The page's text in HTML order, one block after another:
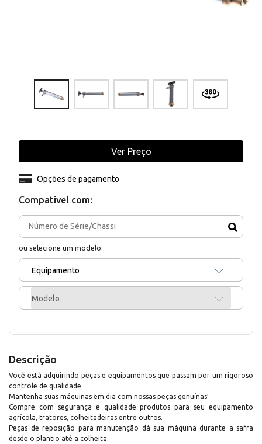
Compativel com:
ou selecione um modelo:
Equipamento
Modelo
Opções de pagamento
Ver Preço
Descrição
Você está adquirindo peças e equipamentos que passam por um rigoroso
controle de qualidade.
Mantenha suas máquinas em dia com nossas peças genuínas!
Compre com segurança e qualidade produtos para seu equipamento
agrícola, tratores, colheitadeiras entre outros.
Peças de reposição para manutenção dá sua máquina durante a safra
desde o plantio até a colheita.